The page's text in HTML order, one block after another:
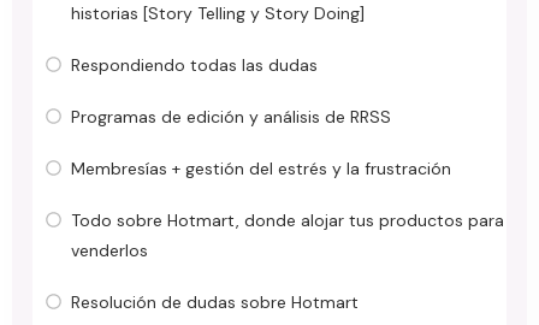
historias [Story Telling y Story Doing]
Respondiendo todas las dudas
Programas de edición y análisis de RRSS
Membresías + gestión del estrés y la frustración
Todo sobre Hotmart, donde alojar tus productos para
venderlos
Resolución de dudas sobre Hotmart